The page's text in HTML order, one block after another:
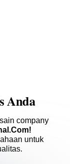
Anda
company
untuk